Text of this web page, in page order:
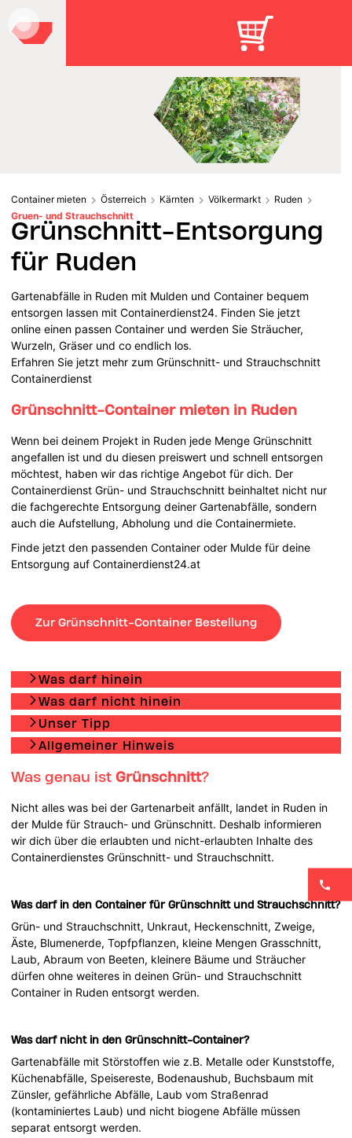
Container mieten Österreich Kärnten Völkermarkt
Ruden
Gruen- und Strauchschnitt
Grünschnitt-Entsorgung
für Ruden
Gartenabfälle in Ruden mit Mulden und Container bequem
entsorgen lassen mit Containerdienst24. Finden Sie jetzt
online einen passen Container und werden Sie Sträucher,
Wurzeln, Gräser und co endlich los.
Erfahren Sie jetzt mehr zum Grünschnitt- und Strauchschnitt
Containerdienst
Grünschnitt-Container mieten in Ruden
Wenn bei deinem Projekt in Ruden jede Menge Grünschnitt
angefallen ist und du diesen preiswert und schnell entsorgen
möchtest, haben wir das richtige Angebot für dich. Der
Containerdienst Grün- und Strauchschnitt beinhaltet nicht nur
die fachgerechte Entsorgung deiner Gartenabfälle, sondern
auch die Aufstellung, Abholung und die Containermiete.
Finde jetzt den passenden Container oder Mulde für deine
Entsorgung auf Containerdienst24.at
Zur Grünschnitt-Container Bestellung
Was darf hinein
Was darf nicht hinein
Unser Tipp
Allgemeiner Hinweis
Was genau istGrünschnitt?
Nicht alles was bei der Gartenarbeit anfällt, landet in Ruden in
der Mulde für Strauch- und Grünschnitt. Deshalb informieren
wir dich über die erlaubten und nicht-erlaubten Inhalte des
Containerdienstes Grünschnitt- und Strauchschnitt.
Was darf in den Container für Grünschnitt und Strauchschnitt?
Grün- und Strauchschnitt, Unkraut, Heckenschnitt, Zweige,
Äste, Blumenerde, Topfpflanzen, kleine Mengen Grasschnitt,
Laub, Abraum von Beeten, kleinere Bäume und Sträucher
dürfen ohne weiteres in deinen Grün- und Strauchschnitt
Container in Ruden entsorgt werden.
Was darf nicht in den Grünschnitt-Container?
Gartenabfälle mit Störstoffen wie z.B. Metalle oder Kunststoffe,
Küchenabfälle, Speisereste, Bodenaushub, Buchsbaum mit
Zünsler, gefährliche Abfälle, Laub vom Straßenrad
(kontaminiertes Laub) und nicht biogene Abfälle müssen
separat entsorgt werden.